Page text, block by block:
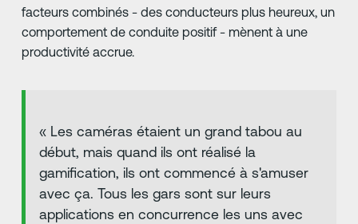
facteurs combinés - des conducteurs plus heureux, un
comportement de conduite positif - mènent à une
productivité accrue.
« Les caméras étaient un grand tabou au
début, mais quand ils ont réalisé la
gamification, ils ont commencé à s'amuser
avec ça. Tous les gars sont sur leurs
applications en concurrence les uns avec